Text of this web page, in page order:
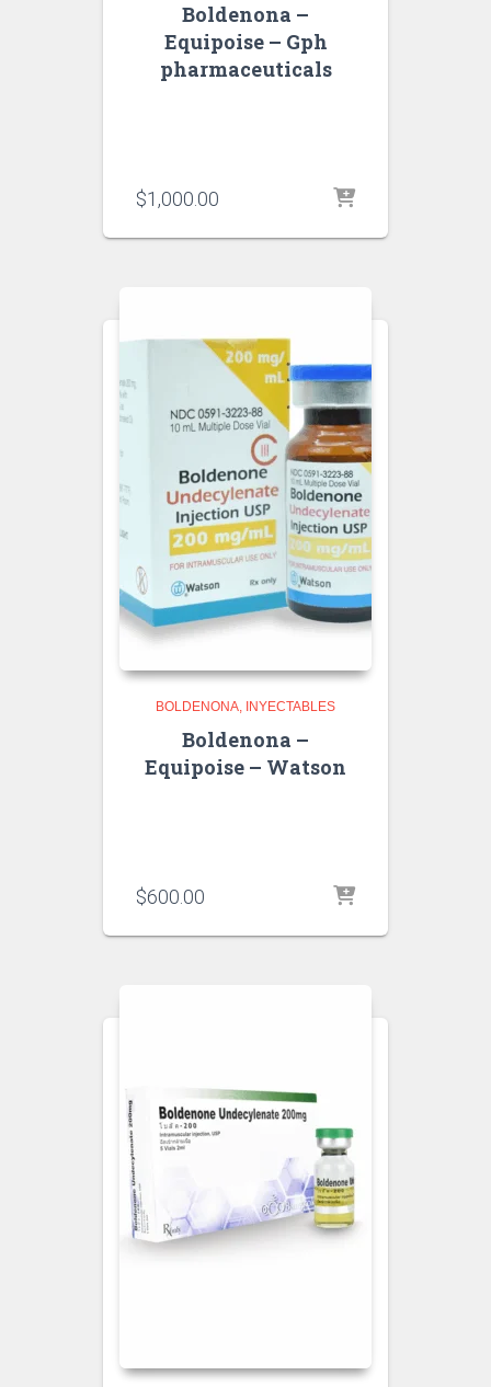
Boldenona –
Equipoise – Gph
pharmaceuticals
$1,000.00
BOLDENONA INYECTABLES
Boldenona –
Equipoise – Watson
$600.00